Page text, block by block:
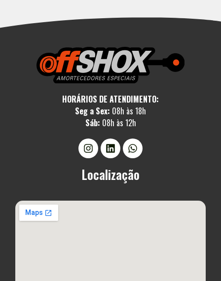
HORÁRIOS DE ATENDIMENTO:
Seg a Sex: 08h às 18h
Sáb: 08h às 12h
Localização